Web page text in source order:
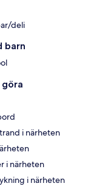
deli
barn
i närheten
i närheten
i närheten